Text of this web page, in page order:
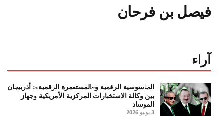
فيصل بن فرحان
آراء
الجاسوسية الرقمية و«المستعمرة الرقمية»: أذربيجان
بين وكالة الاستخبارات المركزية الأمريكية وجهاز
الموساد
3 يوليو 2026